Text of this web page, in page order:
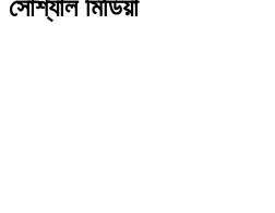
সোশ্যাল মিডিয়া